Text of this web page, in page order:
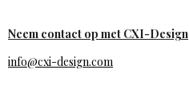
Neem contact op met CXI-Design
info@cxi-design.com